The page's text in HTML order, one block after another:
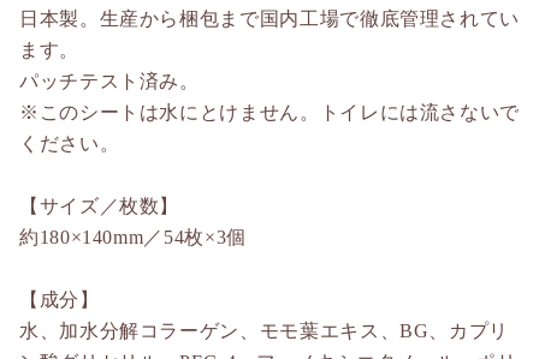
日本製。生産から梱包まで国内工場で徹底管理されてい
ます。
パッチテスト済み。
※このシートは水にとけません。トイレには流さないで
ください。
【サイズ／枚数】
約180×140mm／54枚×3個
【成分】
水、加水分解コラーゲン、モモ葉エキス、BG、カプリ